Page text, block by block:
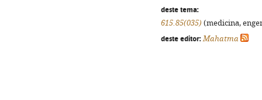
deste tema:
615.85(035) (medicina,
deste editor: Mahatma